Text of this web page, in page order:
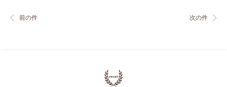
前の件 次の件